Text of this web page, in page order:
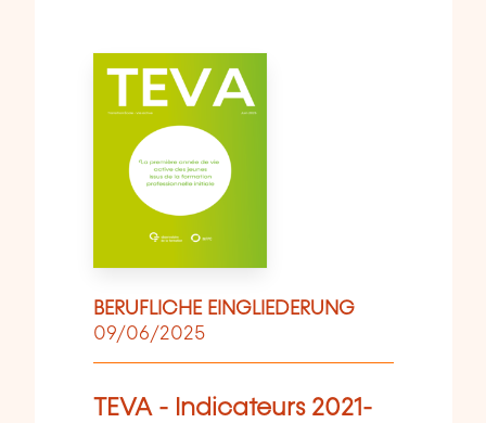
BERUFLICHE EINGLIEDERUNG
09/06/2025
TEVA - Indicateurs 2021-